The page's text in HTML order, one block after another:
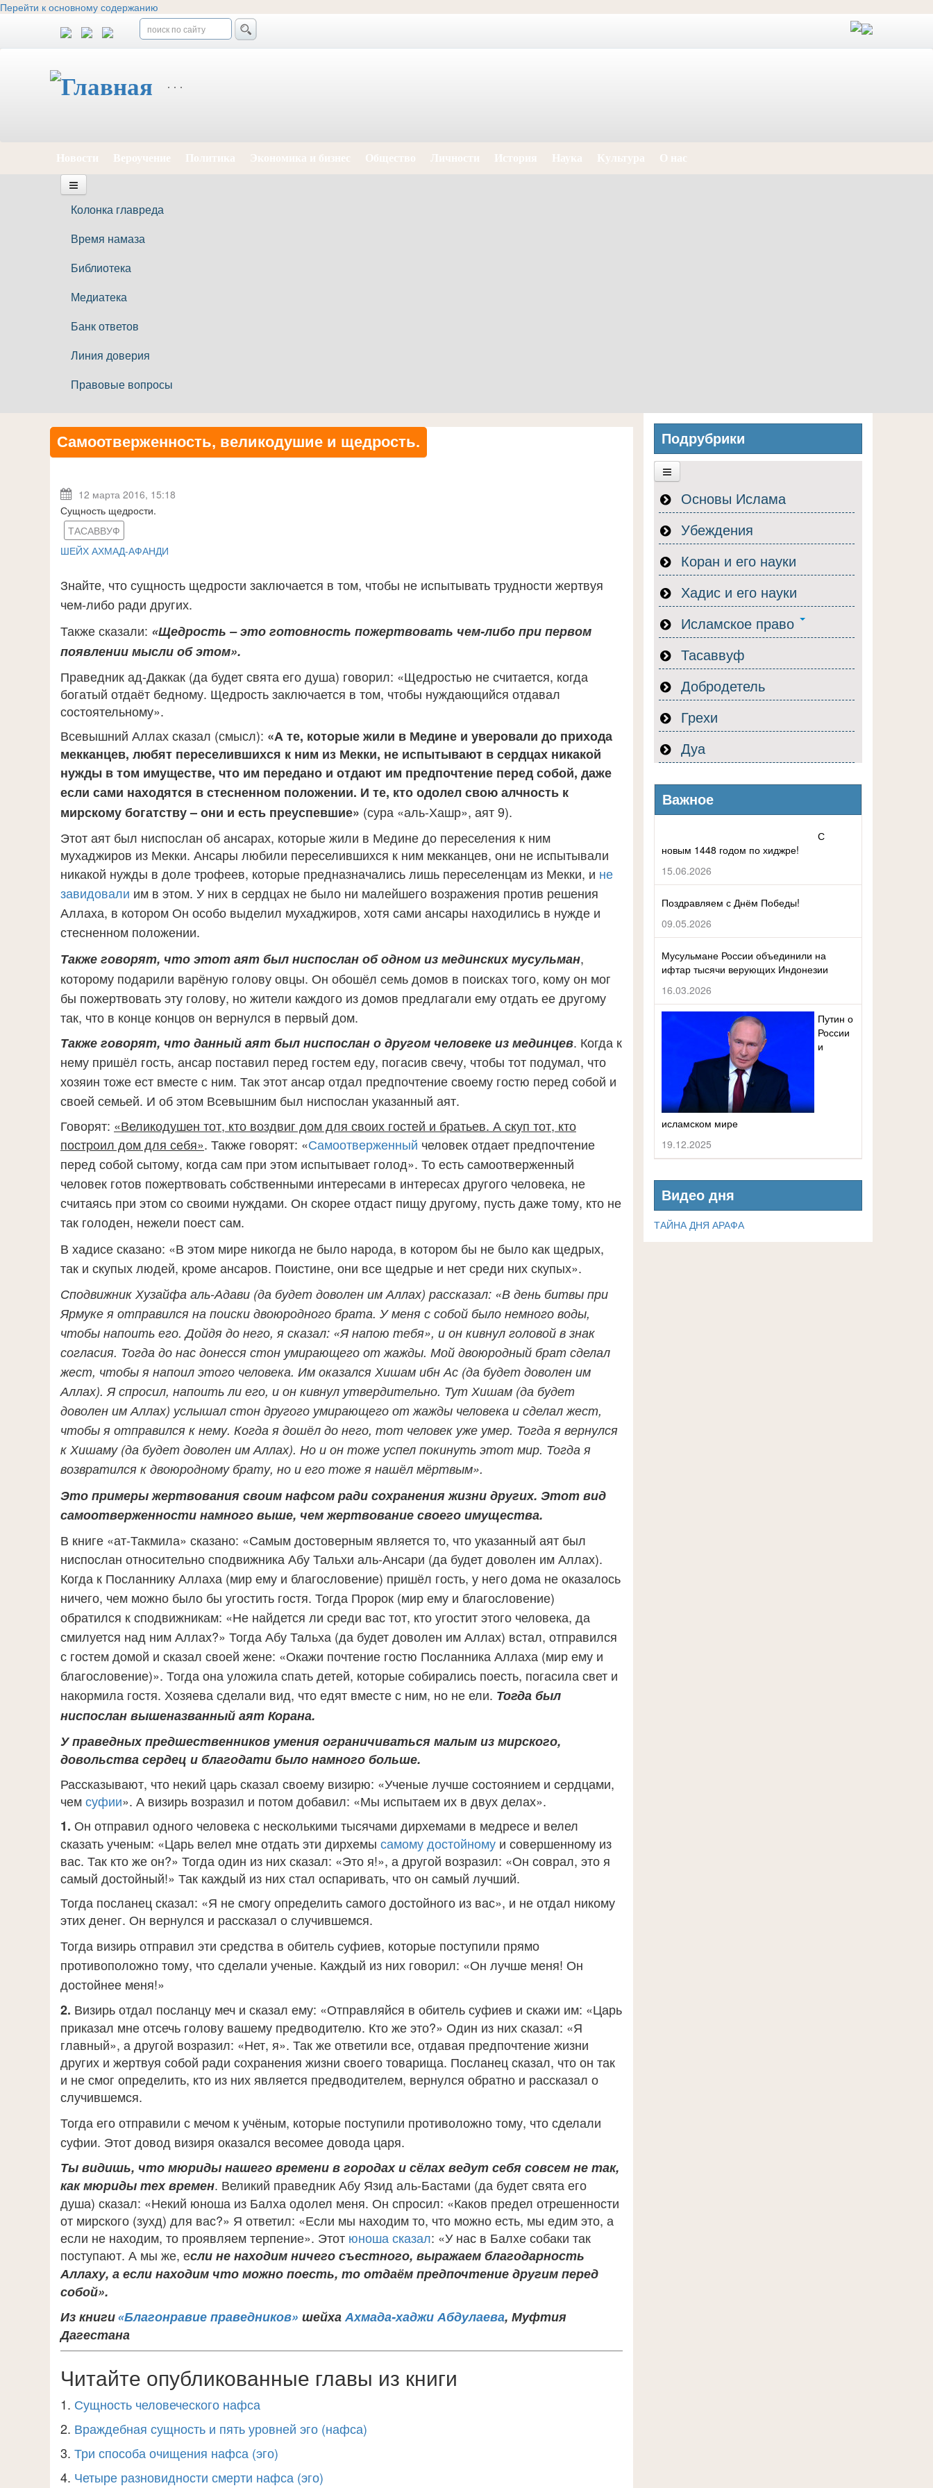
Перейти к основному содержанию
Новости Вероучение Политика Экономика и бизнес Общество Личности История Наука Культура О нас
Колонка главреда
Время намаза
Библиотека
Медиатека
Банк ответов
Линия доверия
Правовые вопросы
Самоотверженность, великодушие и щедрость.
12 марта 2016, 15:18
Сущность щедрости.
ТАСАВВУФ
ШЕЙХ АХМАД-АФАНДИ
Знайте, что сущность щедрости заключается в том, чтобы не испытывать трудности жертвуя
чем-либо ради других.
Также сказали: «Щедрость – это готовность пожертвовать чем-либо при первом
появлении мысли об этом».
Праведник ад-Даккак (да будет свята его душа) говорил: «Щедростью не считается, когда
богатый отдаёт бедному. Щедрость заключается в том, чтобы нуждающийся отдавал
состоятельному».
Всевышний Аллах сказал (смысл): «А те, которые жили в Медине и уверовали до прихода
мекканцев, любят переселившихся к ним из Мекки, не испытывают в сердцах никакой
нужды в том имуществе, что им передано и отдают им предпочтение перед собой, даже
если сами находятся в стесненном положении. И те, кто одолел свою алчность к
мирскому богатству – они и есть преуспевшие» (сура «аль-Хашр», аят 9).
Этот аят был ниспослан об ансарах, которые жили в Медине до переселения к ним
мухаджиров из Мекки. Ансары любили переселившихся к ним мекканцев, они не испытывали
никакой нужды в доле трофеев, которые предназначались лишь переселенцам из Мекки, и не
завидовали им в этом. У них в сердцах не было ни малейшего возражения против решения
Аллаха, в котором Он особо выделил мухаджиров, хотя сами ансары находились в нужде и
стесненном положении.
Также говорят, что этот аят был ниспослан об одном из мединских мусульман,
которому подарили варёную голову овцы. Он обошёл семь домов в поисках того, кому он мог
бы пожертвовать эту голову, но жители каждого из домов предлагали ему отдать ее другому
так, что в конце концов он вернулся в первый дом.
Также говорят, что данный аят был ниспослан о другом человеке из мединцев. Когда к
нему пришёл гость, ансар поставил перед гостем еду, погасив свечу, чтобы тот подумал, что
хозяин тоже ест вместе с ним. Так этот ансар отдал предпочтение своему гостю перед собой и
своей семьей. И об этом Всевышним был ниспослан указанный аят.
Говорят: «Великодушен тот, кто воздвиг дом для своих гостей и братьев. А скуп тот, кто
построил дом для себя». Также говорят: «Самоотверженный человек отдает предпочтение
перед собой сытому, когда сам при этом испытывает голод». То есть самоотверженный
человек готов пожертвоватьсобственными интересами в интересах другого человека, не
считаясь при этом со своими нуждами. Он скорее отдаст пищу другому, пусть дажетому, кто не
так голоден, нежели поест сам.
В хадисе сказано: «В этом мире никогда не было народа, в котором бы не было как щедрых,
так и скупых людей, кроме ансаров. Поистине, они все щедрые и нет среди них скупых».
Сподвижник Хузайфа аль-Адави (да будет доволен им Аллах) рассказал: «В день битвы при
Ярмуке я отправился на поиски двоюродного брата. У меня с собой было немного воды,
чтобы напоить его. Дойдя до него, я сказал: «Я напою тебя», и он кивнул головой в знак
согласия. Тогда до нас донесся стон умирающего от жажды. Мой двоюродный брат сделал
жест, чтобы я напоил этого человека. Им оказался Хишам ибн Ас (да будет доволен им
Аллах). Я спросил, напоить ли его, и он кивнул утвердительно. Тут Хишам (да будет
доволен им Аллах) услышал стон другого умирающего от жажды человека и сделал жест,
чтобы я отправился к нему. Когда я дошёл до него, тот человек уже умер. Тогда я вернулся
к Хишаму (да будет доволен им Аллах). Но и он тоже успел покинуть этот мир. Тогда я
возвратился к двоюродному брату, но и его тоже я нашёл мёртвым».
Это примеры жертвования своим нафсом ради сохранения жизни других. Этот вид
самоотверженности намного выше, чем жертвование своего имущества.
В книге «ат-Такмила» сказано: «Самым достоверным является то, что указанный аят был
ниспослан относительно сподвижника Абу Тальхи аль-Ансари (да будет доволен им Аллах).
Когда к Посланнику Аллаха (мир ему и благословение) пришёл гость, у него дома не оказалось
ничего, чем можно было бы угостить гостя. Тогда Пророк (мир ему и благословение)
обратился к сподвижникам: «Не найдется ли среди вас тот, кто угостит этого человека, да
смилуется над ним Аллах?» Тогда Абу Тальха (да будет доволен им Аллах) встал, отправился
с гостем домой и сказал своей жене: «Окажи почтение гостю Посланника Аллаха (мир ему и
благословение)». Тогда она уложила спать детей, которые собирались поесть, погасила свет и
накормила гостя. Хозяева сделали вид, что едят вместе с ним, но не ели. Тогда был
ниспослан вышеназванный аят Корана.
У праведных предшественников умения ограничиваться малым из мирского,
довольства сердец и благодати было намного больше.
Рассказывают, что некий царь сказал своему визирю: «Ученые лучше состоянием и сердцами,
чемсуфии». А визирь возразил и потом добавил: «Мы испытаем их в двух делах».
1. Он отправил одного человека с несколькими тысячами дирхемами в медресе и велел
сказать ученым: «Царь велел мне отдать эти дирхемы самому достойному и совершенному из
вас. Так кто же он?» Тогда один из них сказал: «Это я!», а другой возразил: «Он соврал, это я
самый достойный!» Так каждый из них стал оспаривать, что он самый лучший.
Тогда посланец сказал: «Я не смогу определить самого достойного из вас», и не отдал никому
этих денег. Он вернулся и рассказал о случившемся.
Тогда визирь отправил эти средства в обитель суфиев, которые поступили прямо
противоположно тому, что сделали ученые. Каждый из них говорил: «Он лучше меня! Он
достойнее меня!»
2. Визирь отдал посланцу меч и сказал ему: «Отправляйся в обитель суфиев и скажи им: «Царь
приказал мне отсечь голову вашему предводителю. Кто же это?» Один из них сказал: «Я
главный», а другой возразил: «Нет, я». Так же ответили все, отдавая предпочтение жизни
других и жертвуя собой ради сохранения жизни своего товарища. Посланец сказал, что он так
и не смог определить, кто из них является предводителем, вернулся обратно и рассказал о
случившемся.
Тогда его отправили с мечом к учёным, которые поступили противоложно тому, что сделали
суфии. Этот довод визиря оказался весомее довода царя.
Ты видишь, что мюриды нашего времени в городах и сёлах ведут себя совсем не так,
как мюриды тех времен. Великий праведник Абу Язид аль-Бастами (да будет свята его
душа) сказал: «Некий юноша из Балха одолел меня. Он спросил: «Каков предел отрешенности
от мирского (зухд) для вас?» Я ответил: «Если мы находим то, что можно есть, мы едим это, а
если не находим, то проявляем терпение». Этот юноша сказал: «У нас в Балхе собаки так
поступают. А мы же, если не находим ничего съестного, выражаем благодарность
Аллаху, а если находим что можно поесть, то отдаём предпочтение другим перед
собой».
Из книги«Благонравие праведников» шейхаАхмада-хаджи Абдулаева, Муфтия
Дагестана​
Читайте опубликованные главы из книги
1. Сущность человеческого нафса
2. Враждебная сущность и пять уровней эго (нафса)
3. Три способа очищения нафса (эго)
4. Четыре разновидности смерти нафса (эго)
Подрубрики
Основы Ислама
Убеждения
Коран и его науки
Хадис и его науки
Исламское право
Тасаввуф
Добродетель
Грехи
Дуа
Важное
С
новым 1448 годом по хиджре!
15.06.2026
Поздравляем с Днём Победы!
09.05.2026
Мусульмане России объединили на
ифтар тысячи верующих Индонезии
16.03.2026
Путин о
России
и
исламском мире
19.12.2025
Видео дня
ТАЙНА ДНЯ АРАФА